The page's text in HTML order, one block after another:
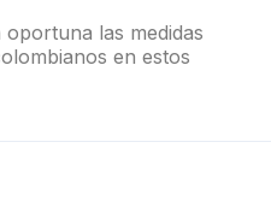
las medidas
en estos